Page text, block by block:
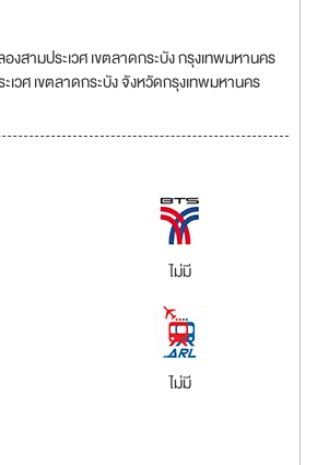
งสามประเวศ เขตลาดกระบัง กรุงเทพมหานคร
เวศ เขตลาดกระบัง จังหวัดกรุงเทพมหานคร
ไม่มี
ไม่มี